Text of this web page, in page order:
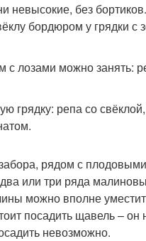
невысокие, без
бордюром у грядки с
лозами можно занять:
грядку: репа со
рядом с
или три ряда
можно вполне
посадить щавель – он
невозможно.